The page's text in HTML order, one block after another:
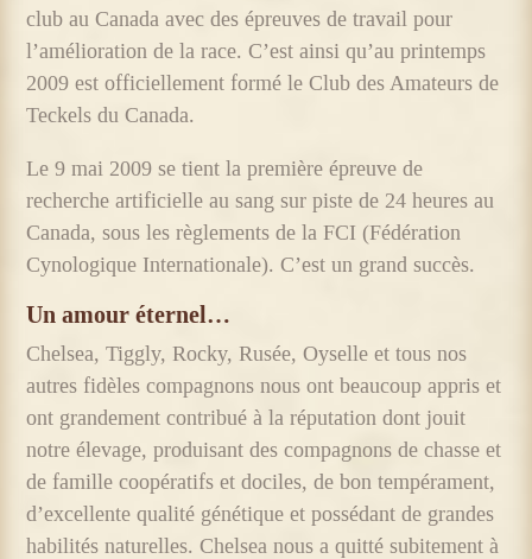
club au Canada avec des épreuves de travail pour
l’amélioration de la race. C’est ainsi qu’au printemps
2009 est officiellement formé le Club des Amateurs de
Teckels du Canada.
Le 9 mai 2009 se tient la première épreuve de
recherche artificielle au sang sur piste de 24 heures au
Canada, sous les règlements de la FCI (Fédération
Cynologique Internationale). C’est un grand succès.
Un amour éternel…
Chelsea, Tiggly, Rocky, Rusée, Oyselle et tous nos
autres fidèles compagnons nous ont beaucoup appris et
ont grandement contribué à la réputation dont jouit
notre élevage, produisant des compagnons de chasse et
de famille coopératifs et dociles, de bon tempérament,
d’excellente qualité génétique et possédant de grandes
habilités naturelles. Chelsea nous a quitté subitement à